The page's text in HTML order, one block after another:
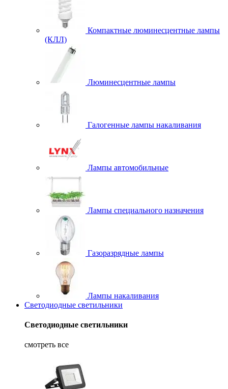
Компактные люминесцентные лампы
(КЛЛ)
Люминесцентные лампы
Галогенные лампы накаливания
Лампы автомобильные
Лампы специального назначения
Газоразрядные лампы
Лампы накаливания
Светодиодные светильники
Светодиодные светильники
смотреть все